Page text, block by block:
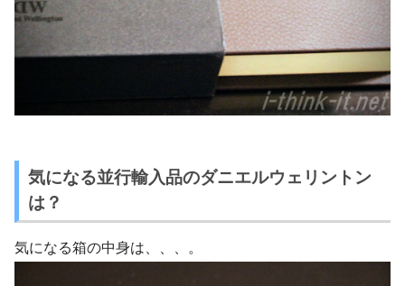
気になる並行輸入品のダニエルウェリントン
は？
気になる箱の中身は、、、。